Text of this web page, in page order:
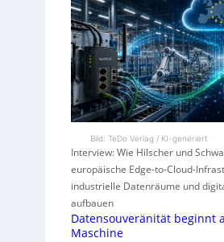
Bild: TeDo Verlag / KI-generiert
Interview: Wie Hilscher und
europäische Edge-to-Cloud-
industrielle Datenräume und
aufbauen
Datensouveränität beginnt
Maschine